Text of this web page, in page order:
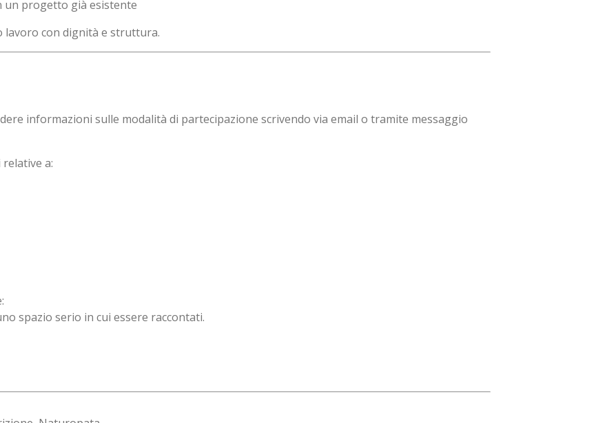
un progetto già esistente
con dignità e struttura.
informazioni sulle modalità di partecipazione scrivendo via email o tramite messaggio
a:
spazio serio in cui essere raccontati.